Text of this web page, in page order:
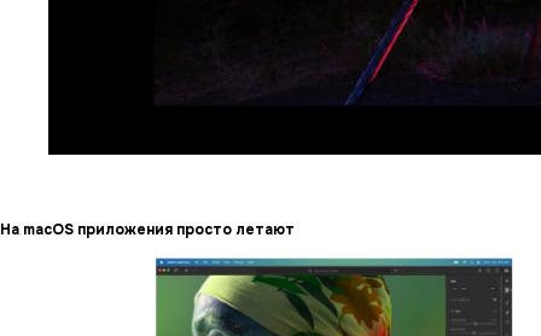
На macOS приложения просто летают